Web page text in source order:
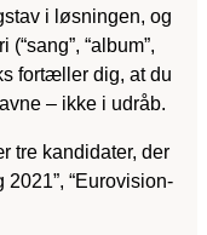
i løsningen, og
“album”,
fortæller dig, at du
– ikke i udråb.
tre kandidater, der
2021”, “Eurovision-